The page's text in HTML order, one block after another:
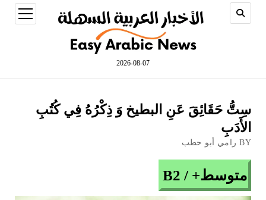
2026-08-07
open
menu
سِتُّ حَقَائِقَ عَنِ البطيخ وَ ذِكْرُهُ فِي كُتُبِ
الأَدَبِ
BY رامي أبو حطب
متوسط+ / B2